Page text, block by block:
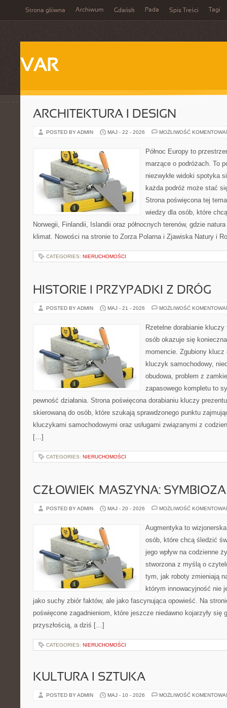
Strona główna Archiwum Gdańsk Pada Spis Treści Tagi
VAR
ARCHITEKTURA I DESIGN
POSTED BY ADMIN MAJ - 22 - 2026 MOŻLIWOŚĆ
Północ Europy to
marzące o podróżach. To
niezwykłe widoki spotyka
każda podróż może stać
Strona poświęcona tej
wiedzy dla osób, które
Norwegii, Finlandii, Islandii oraz północnych terenów, gdzie
klimat. Nowości na stronie to Zorza Polarna i Zjawiska Natury i
CATEGORIES: NIERUCHOMOŚCI
HISTORIE I PRZYPADKI Z DRÓG
POSTED BY ADMIN MAJ - 21 - 2026 MOŻLIWOŚĆ
Rzetelne dorabianie
osób okazuje się
momencie. Zgubiony
kluczyk samochodowy,
obudowa, problem z
zapasowego kompletu to
pewność działania. Strona poświęcona dorabianiu kluczy
skierowaną do osób, które szukają sprawdzonego punktu
kluczykami samochodowymi oraz usługami związanymi z
[…]
CATEGORIES: NIERUCHOMOŚCI
CZŁOWIEK–MASZYNA: SYMBIOZA
POSTED BY ADMIN MAJ - 20 - 2026 MOŻLIWOŚĆ
Augmentyka to
osób, które chcą śledzić
jego wpływ na codzienne
stworzona z myślą o
tym, jak roboty zmieniają
którym innowacyjność nie
jako suchy zbiór faktów, ale jako fascynująca opowieść. Na
poświęcone zagadnieniom, które jeszcze niedawno kojarzyły się
przyszłością, a dziś […]
CATEGORIES: NIERUCHOMOŚCI
KULTURA I SZTUKA
POSTED BY ADMIN MAJ - 10 - 2026 MOŻLIWOŚĆ